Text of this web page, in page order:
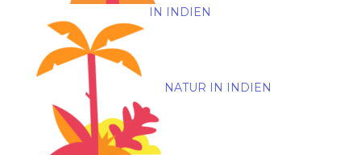
IN INDIEN
NATUR IN INDIEN